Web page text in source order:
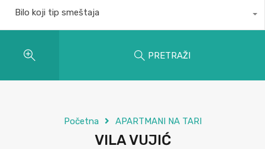
Bilo koji tip smeštaja
PRETRAŽI
Početna APARTMANI NA TARI
VILA VUJIĆ